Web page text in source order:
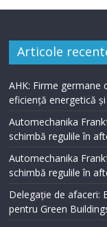
Articole
AHK: Firme
eficiență energetică
Automechanika
schimbă regulile în
Automechanika
schimbă regulile în
Delegație de afaceri:
pentru Green